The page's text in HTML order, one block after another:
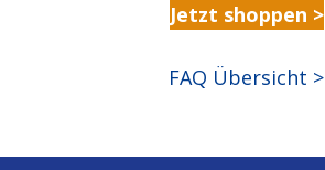
Jetzt shoppen >
FAQ Übersicht >